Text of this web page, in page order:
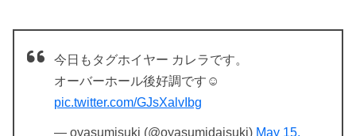
今日もタグホイヤー カレラです。
オーバーホール後好調です☺️
pic.twitter.com/GJsXalvIbg
— oyasumisuki (@oyasumidaisuki) May 15,